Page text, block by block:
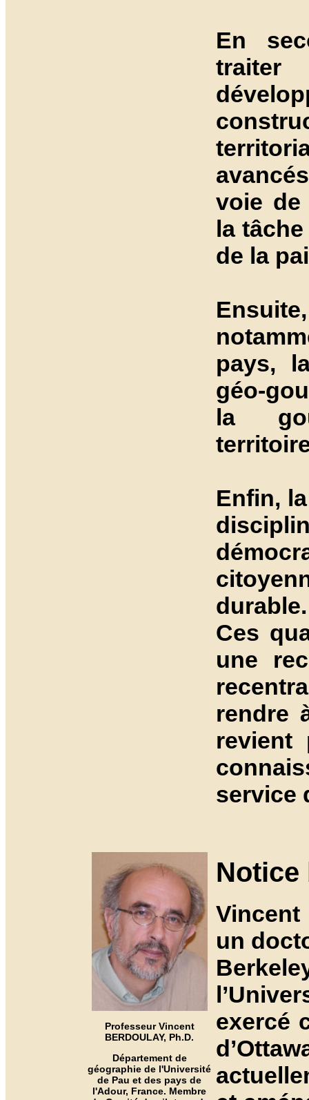
En
voie de
la
de la
pays,
géo-
la
Enfin,
durable.
Ces
une
rendre
revient
service
Professeur Vincent
BERDOULAY, Ph.D.
Département de
géographie de l'Université
de Pau et des pays de
l'Adour, France. Membre
Notice
un
exercé